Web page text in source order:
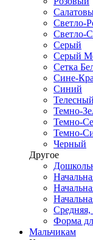
Светло-
Светло-
Серый
Серый
Сетка
Сине-
Синий
Телесный
Темно-
Темно-
Темно-
Черный
Другое
Форма
Мальчикам